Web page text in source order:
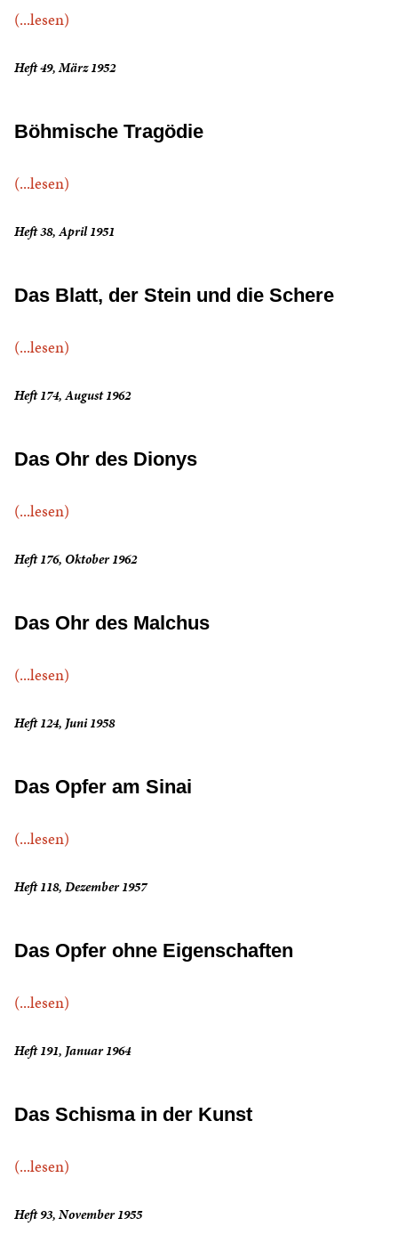
(...lesen)
Heft 49, März 1952
Böhmische Tragödie
(...lesen)
Heft 38, April 1951
Das Blatt, der Stein und die Schere
(...lesen)
Heft 174, August 1962
Das Ohr des Dionys
(...lesen)
Heft 176, Oktober 1962
Das Ohr des Malchus
(...lesen)
Heft 124, Juni 1958
Das Opfer am Sinai
(...lesen)
Heft 118, Dezember 1957
Das Opfer ohne Eigenschaften
(...lesen)
Heft 191, Januar 1964
Das Schisma in der Kunst
(...lesen)
Heft 93, November 1955